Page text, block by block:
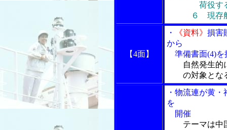
荷役する
６ 現存船
【4面】
・ 《資料》 損害
から
準備書面(4)を
自然発生的
の対象となる
・物流連が黄
を
開催
テーマは中